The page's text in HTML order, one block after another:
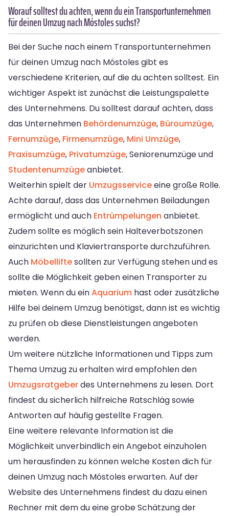
Worauf solltest du achten, wenn du ein Transportunternehmen
für deinen Umzug nach Móstoles suchst?
Bei der Suche nach einem Transportunternehmen
für deinen Umzug nach Móstoles gibt es
verschiedene Kriterien, auf die du achten solltest. Ein
wichtiger Aspekt ist zunächst die Leistungspalette
des Unternehmens. Du solltest darauf achten, dass
das Unternehmen Behördenumzüge, Büroumzüge,
Fernumzüge, Firmenumzüge, Mini Umzüge,
Praxisumzüge, Privatumzüge, Seniorenumzüge und
Studentenumzügeanbietet.
Weiterhin spielt der Umzugsserviceeine große Rolle.
Achte darauf, dass das Unternehmen Beiladungen
ermöglicht und auch Entrümpelungen anbietet.
Zudem sollte es möglich sein Halteverbotszonen
einzurichten und Klaviertransporte durchzuführen.
Auch Möbelliftesollten zur Verfügung stehen und es
sollte die Möglichkeit geben einen Transporter zu
mieten. Wenn du einAquarium hast oder zusätzliche
Hilfe bei deinem Umzug benötigst, dann ist es wichtig
zu prüfen ob diese Dienstleistungen angeboten
werden.
Um weitere nützliche Informationen und Tipps zum
Thema Umzug zu erhalten wird empfohlen den
Umzugsratgeberdes Unternehmens zu lesen. Dort
findest du sicherlich hilfreiche Ratschläg sowie
Antworten auf häufig gestellte Fragen.
Eine weitere relevante Information ist die
Möglichkeit unverbindlich ein Angebot einzuholen
um herausfinden zu können welche Kosten dich für
deinen Umzug nach Móstoles erwarten. Auf der
Website des Unternehmens findest du dazu einen
Rechner mit dem du eine grobe Schätzung der